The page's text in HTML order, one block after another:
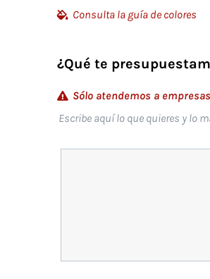
Consulta la guía de colores
¿Qué te
Sólo atendemos a
Escribe aquí lo que quieres y lo